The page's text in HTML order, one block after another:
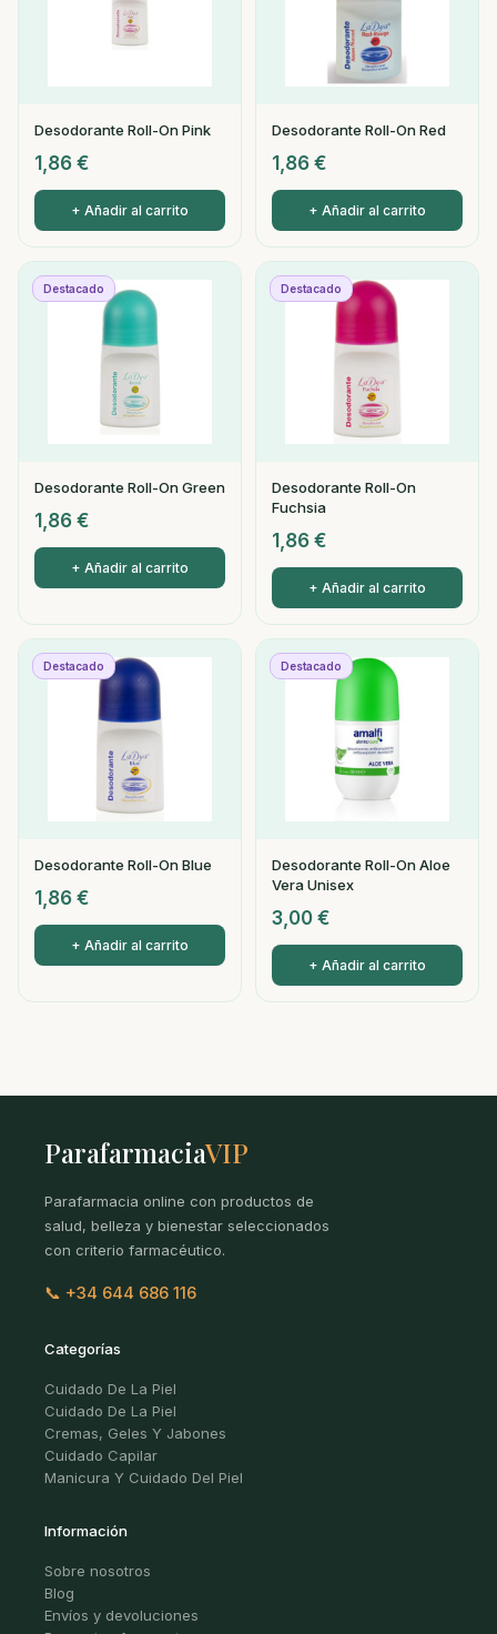
Desodorante Roll-On Pink
1,86 €
+ Añadir al carrito
Desodorante Roll-On Red
1,86 €
+ Añadir al carrito
Destacado
Desodorante Roll-On Green
1,86 €
+ Añadir al carrito
Destacado
Desodorante Roll-On
Fuchsia
1,86 €
+ Añadir al carrito
Destacado
Desodorante Roll-On Blue
1,86 €
+ Añadir al carrito
Destacado
Desodorante Roll-On Aloe
Vera Unisex
3,00 €
+ Añadir al carrito
ParafarmaciaVIP
Parafarmacia online con productos de
salud, belleza y bienestar seleccionados
con criterio farmacéutico.
📞 +34 644 686 116
Categorías
Cuidado De La Piel
Cuidado De La Piel
Cremas, Geles Y Jabones
Cuidado Capilar
Manicura Y Cuidado Del Piel
Información
Sobre nosotros
Blog
Envíos y devoluciones